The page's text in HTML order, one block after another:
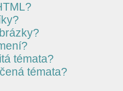
témata?
témata?